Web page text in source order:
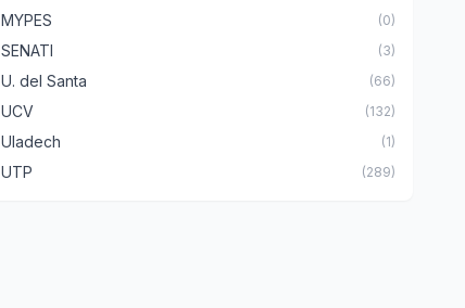
MYPES (0)
SENATI (3)
U. del Santa (66)
UCV (132)
Uladech (1)
UTP (289)